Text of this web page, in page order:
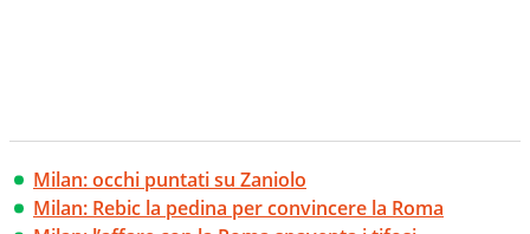
Milan: occhi puntati su Zaniolo
Milan: Rebic la pedina per convincere la Roma